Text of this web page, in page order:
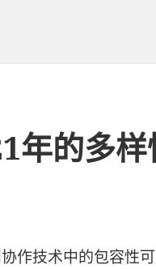
年的多
作技术中的包容性